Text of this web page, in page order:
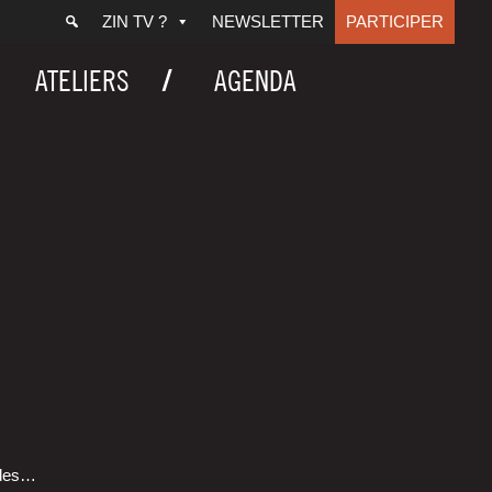
ZIN TV ? NEWSLETTER PARTICIPER
ATELIERS AGENDA